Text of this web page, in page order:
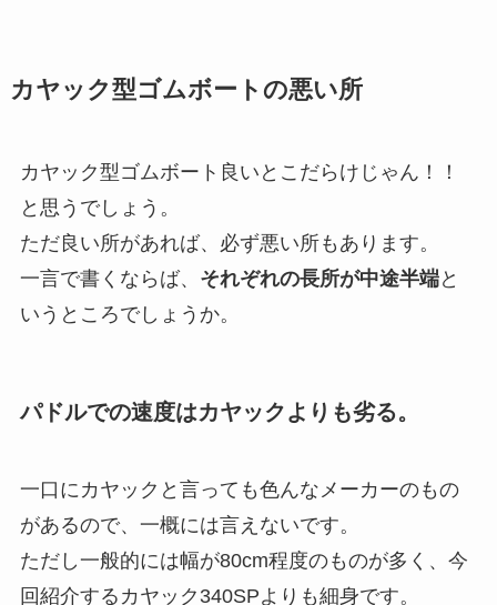
カヤック型ゴムボートの悪い所
カヤック型ゴムボート良いとこだらけじゃん！！
と思うでしょう。
ただ良い所があれば、必ず悪い所もあります。
一言で書くならば、 それぞれの長所が中途半端と
いうところでしょうか。
パドルでの速度はカヤックよりも劣る。
一口にカヤックと言っても色んなメーカーのもの
があるので、一概には言えないです。
ただし一般的には幅が80cm程度のものが多く、今
回紹介するカヤック340SPよりも細身です。